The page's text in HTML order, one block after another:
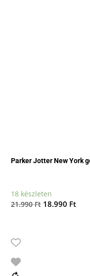
Parker Jotter New York
18 készleten
21.990Ft Original
18.990 Ft